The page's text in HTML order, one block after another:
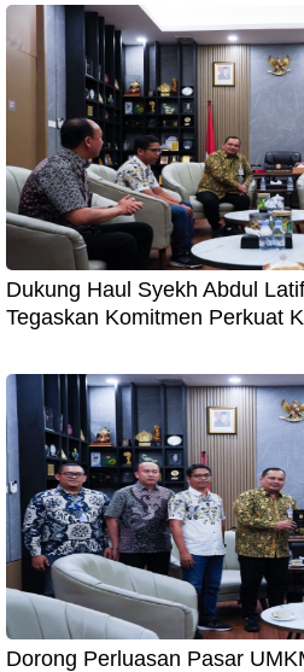
Dukung Haul Syekh Abdul
Tegaskan Komitmen Perkuat
Dorong Perluasan Pasar